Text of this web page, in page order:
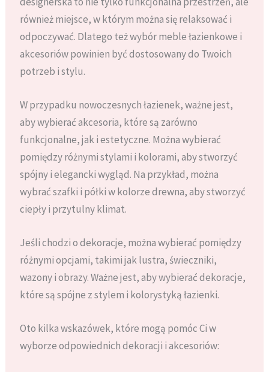
również miejsce, w którym można się relaksować i
odpoczywać. Dlatego też wybór meble łazienkowe i
akcesoriów powinien być dostosowany do Twoich
potrzeb i stylu.
W przypadku nowoczesnych łazienek, ważne jest,
aby wybierać akcesoria, które są zarówno
funkcjonalne, jak i estetyczne. Można wybierać
pomiędzy różnymi stylami i kolorami, aby stworzyć
spójny i elegancki wygląd. Na przykład, można
wybrać szafki i półki w kolorze drewna, aby stworzyć
ciepły i przytulny klimat.
Jeśli chodzi o dekoracje, można wybierać pomiędzy
różnymi opcjami, takimi jak lustra, świeczniki,
wazony i obrazy. Ważne jest, aby wybierać dekoracje,
które są spójne z stylem i kolorystyką łazienki.
Oto kilka wskazówek, które mogą pomóc Ci w
wyborze odpowiednich dekoracji i akcesoriów: